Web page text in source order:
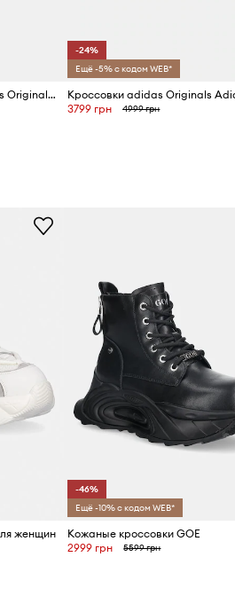
Кожаные кроссовки adidas Originals Handball Spezial Lo Pro
-24%
Ещё -5% с кодом WEB*
3799 грн 4999 грн
женщин
-46%
Ещё -10% с кодом WEB*
Кожаные кроссовки GOE
2999 грн
5599 грн